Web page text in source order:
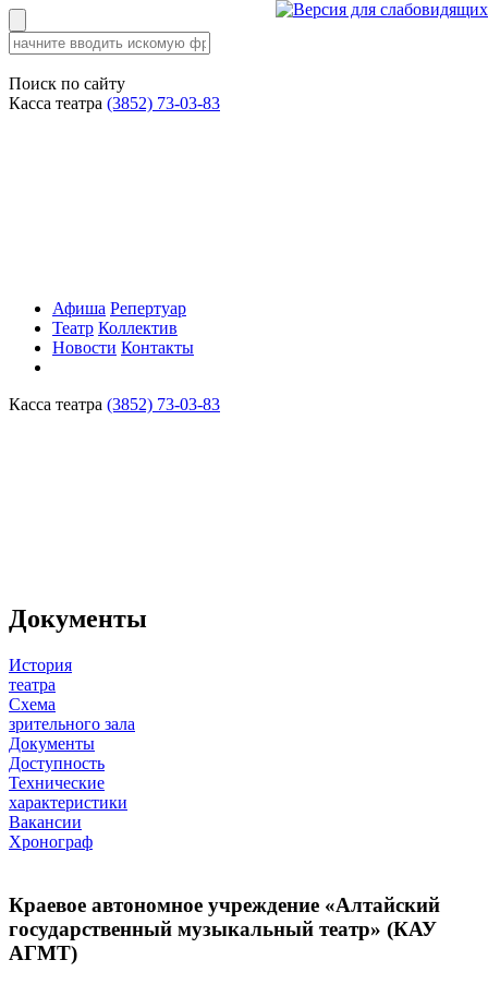
Поиск по сайту
Касса театра (3852) 73-03-83
Афиша Репертуар
Театр Коллектив
Новости Контакты
Касса театра (3852) 73-03-83
Документы
История
театра
Схема
зрительного зала
Документы
Доступность
Технические
характеристики
Вакансии
Хронограф
Краевое автономное учреждение «Алтайский
государственный музыкальный театр» (КАУ
АГМТ)